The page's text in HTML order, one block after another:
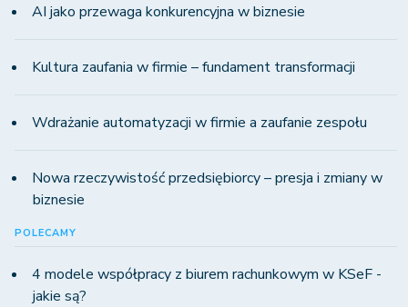
AI jako przewaga konkurencyjna w biznesie
Kultura zaufania w firmie – fundament transformacji
Wdrażanie automatyzacji w firmie a zaufanie zespołu
Nowa rzeczywistość przedsiębiorcy – presja i zmiany w
biznesie
POLECAMY
4 modele współpracy z biurem rachunkowym w KSeF -
jakie są?